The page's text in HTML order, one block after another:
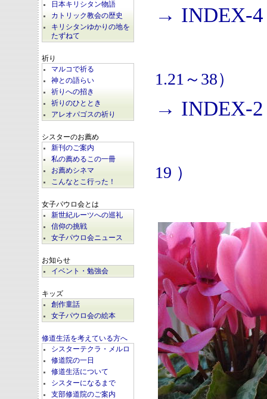
日本キリシタン物語
カトリック教会の歴史
キリシタンゆかりの地を
たずねて
祈り
マルコで祈る
神との語らい
祈りへの招き
祈りのひととき
アレオパゴスの祈り
シスターのお薦め
新刊のご案内
私の薦めるこの一冊
お薦めシネマ
こんなとこ行った！
女子パウロ会とは
新世紀ルーツへの巡礼
信仰の挑戦
女子パウロ会ニュース
お知らせ
イベント・勉強会
キッズ
創作童話
女子パウロ会の絵本
修道生活を考えている方へ
シスターテクラ・メルロ
修道院の一日
修道生活について
シスターになるまで
支部修道院のご案内
→ INDEX-4
1.21～38）
→ INDEX-2
19 ）